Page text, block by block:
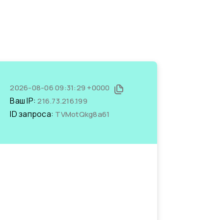
2026-08-06 09:31:29 +0000
Ваш IP:216.73.216.199
ID запроса: TVMotQkg8a61